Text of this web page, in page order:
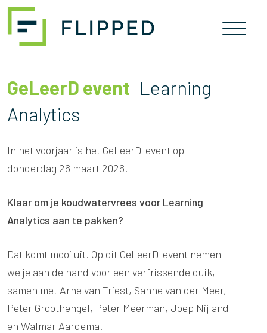
Skip
naar
inhoud
GeLeerD event Learning
Analytics
In het voorjaar is het GeLeerD-event op
donderdag 26 maart 2026.
Klaar om je koudwatervrees voor Learning
Analytics aan te pakken?
Dat komt mooi uit. Op dit GeLeerD-event nemen
we je aan de hand voor een verfrissende duik,
samen met Arne van Triest, Sanne van der Meer,
Peter Groothengel, Peter Meerman, Joep Nijland
en Walmar Aardema.